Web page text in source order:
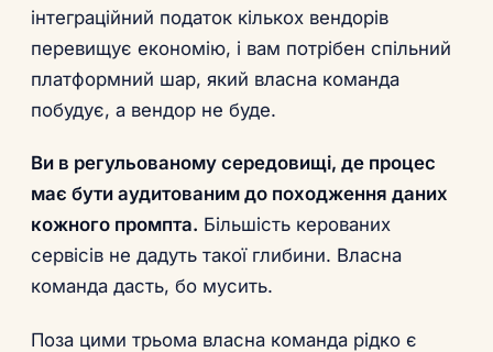
інтеграційний податок кількох вендорів
перевищує економію, і вам потрібен спільний
платформний шар, який власна команда
побудує, а вендор не буде.
Ви в регульованому середовищі, де процес
має бути аудитованим до походження даних
кожного промпта. Більшість керованих
сервісів не дадуть такої глибини. Власна
команда дасть, бо мусить.
Поза цими трьома власна команда рідко є